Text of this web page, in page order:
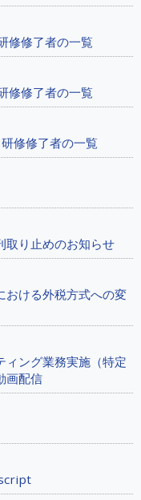
修修了者の一覧
修修了者の一覧
修修了者の一覧
取り止めのお知らせ
おける外税方式への変
ィング業務実施（特定
画配信